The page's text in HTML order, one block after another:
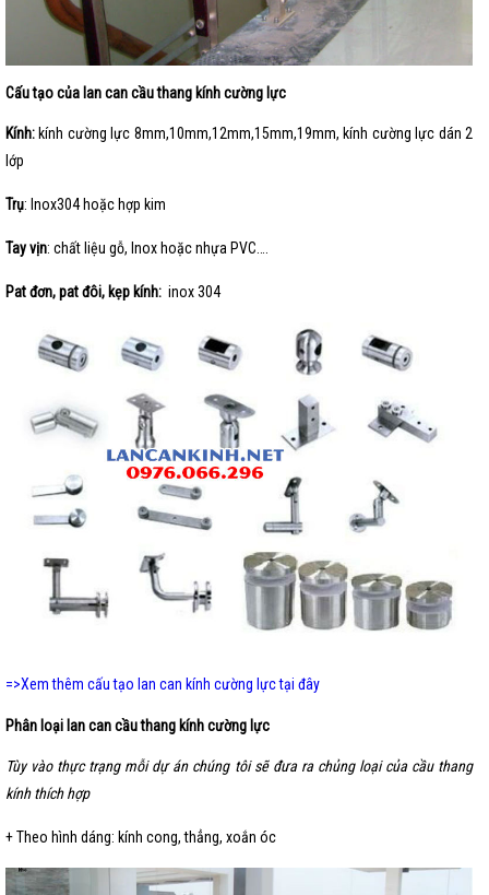
Cấu tạo của lan can cầu thang kính cường lực
Kính: kính cường lực 8mm,10mm,12mm,15mm,19mm, kính cường lực dán 2
lớp
Trụ: Inox304 hoặc hợp kim
Tay vịn: chất liệu gỗ, Inox hoặc nhựa PVC….
Pat đơn, pat đôi, kẹp kính: inox 304
=>Xem thêm cấu tạo lan can kính cường lực tại đây
Phân loại lan can cầu thang kính cường lực
Tùy vào thực trạng mỗi dự án chúng tôi sẽ đưa ra chủng loại của cầu thang
kính thích hợp
+ Theo hình dáng: kính cong, thẳng, xoắn óc